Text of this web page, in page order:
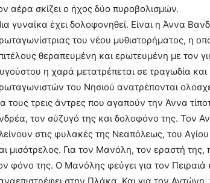
αέρα σκίζει ο ήχος δύο πυροβολισμών.
γυναίκα έχει δολοφονηθεί. Είναι η Άννα
του νέου μυθιστορήματος, η
θεραπευμένη και ερωτευμένη με τον
η χαρά μετατρέπεται σε τραγωδία
του Νησιού ανατρέπονται
τους τρεις άντρες που αγαπούν την Άννα
τον σύζυγό της και δολοφόνο της. Τον
στις φυλακές της Νεαπόλεως, του
μισότρελος. Για τον Μανόλη, τον εραστή της,
φόνο της. Ο Μανόλης φεύγει για τον Πειραιά